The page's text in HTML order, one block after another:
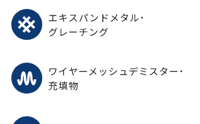
エキスパンドメタル･
グレーチング
ワイヤーメッシュデミスター･
充填物